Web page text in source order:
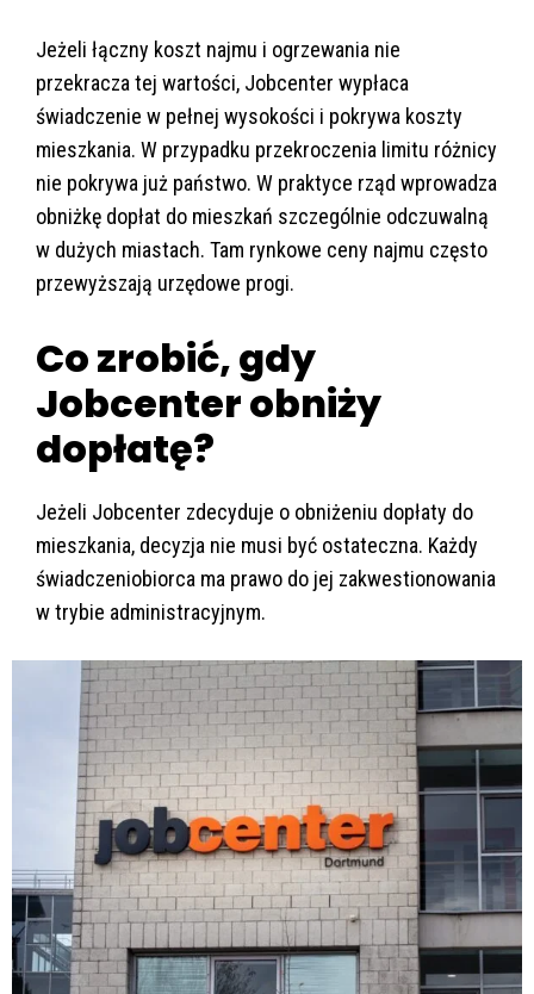
Jeżeli łączny koszt najmu i ogrzewania nie
przekracza tej wartości, Jobcenter wypłaca
świadczenie w pełnej wysokości i pokrywa koszty
mieszkania. W przypadku przekroczenia limitu różnicy
nie pokrywa już państwo. W praktyce rząd wprowadza
obniżkę dopłat do mieszkań szczególnie odczuwalną
w dużych miastach. Tam rynkowe ceny najmu często
przewyższają urzędowe progi.
Co zrobić, gdy
Jobcenter obniży
dopłatę?
Jeżeli Jobcenter zdecyduje o obniżeniu dopłaty do
mieszkania, decyzja nie musi być ostateczna. Każdy
świadczeniobiorca ma prawo do jej zakwestionowania
w trybie administracyjnym.